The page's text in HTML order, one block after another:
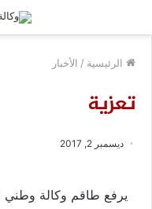
الرئيسية / الأخبار
تعزية
ديسمبر 2, 2017
يرفع طاقم وكالة وطني